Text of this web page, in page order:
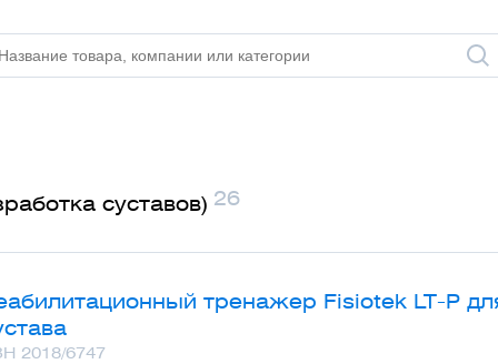
суставов) 26
тренажер Fisiotek LT-P
2018/6747